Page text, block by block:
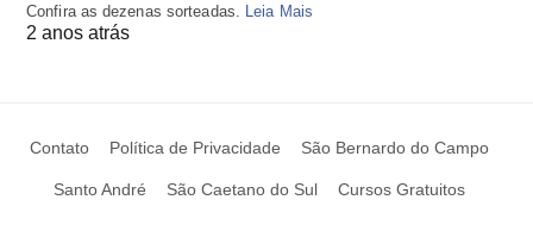
Confira as dezenas sorteadas. Leia Mais
2 anos atrás
Contato Política de Privacidade São Bernardo do Campo
Santo André São Caetano do Sul Cursos Gratuitos